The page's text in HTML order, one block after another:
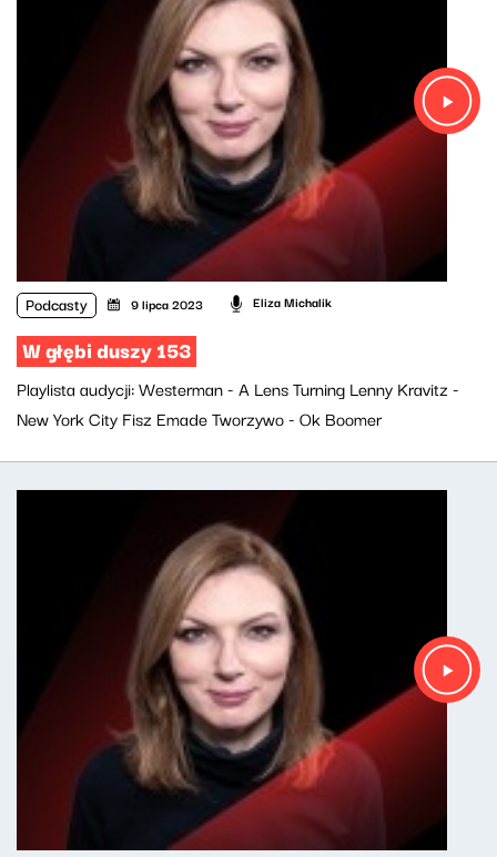
Podcasty 9 lipca 2023 Eliza Michalik
W głębi duszy 153
Playlista audycji: Westerman - A Lens Turning Lenny Kravitz -
New York City Fisz Emade Tworzywo - Ok Boomer